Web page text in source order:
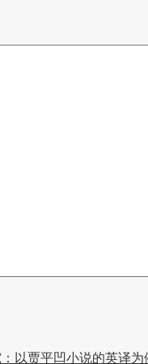
以贾平凹小说的英译为